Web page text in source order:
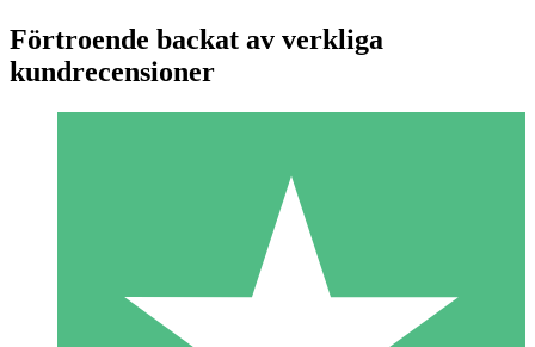
Individuella Kreditpaket
Betala per användning med nedladdningskrediter. Inget
Förtroende backat av verkliga
kundrecensioner